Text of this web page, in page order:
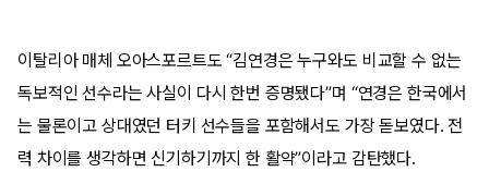
이탈리아 매체 오아스포르트도 “김연경은 누구와도 비교할 수 없는
독보적인 선수라는 사실이 다시 한번 증명됐다”며 “연경은 한국에서
는 물론이고 상대였던 터키 선수들을 포함해서도 가장 돋보였다. 전
력 차이를 생각하면 신기하기까지 한 활약”이라고 감탄했다.